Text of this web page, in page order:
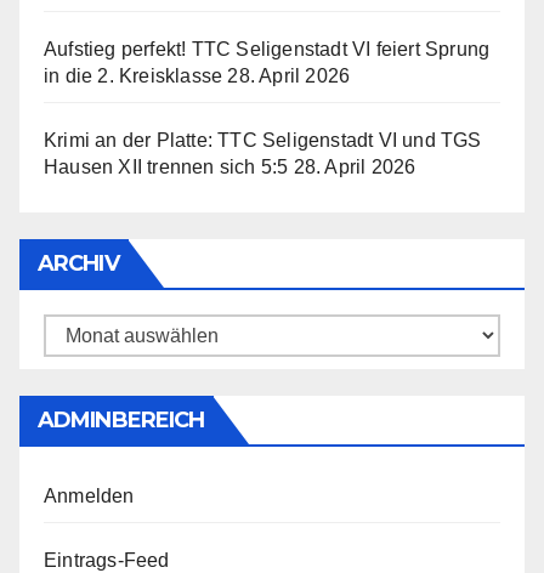
Aufstieg perfekt! TTC Seligenstadt VI feiert Sprung
in die 2. Kreisklasse 28. April 2026
Krimi an der Platte: TTC Seligenstadt VI und TGS
Hausen XII trennen sich 5:5 28. April 2026
ARCHIV
Archiv
ADMINBEREICH
Anmelden
Eintrags-Feed